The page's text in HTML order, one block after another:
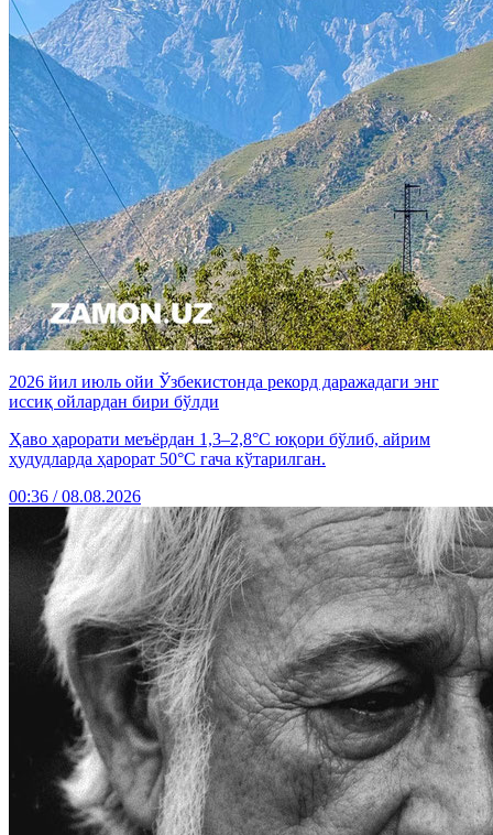
2026 йил июль ойи Ўзбекистонда рекорд даражадаги энг
иссиқ ойлардан бири бўлди
Ҳаво ҳарорати меъёрдан 1,3–2,8°C юқори бўлиб, айрим
ҳудудларда ҳарорат 50°C гача кўтарилган.
00:36 / 08.08.2026